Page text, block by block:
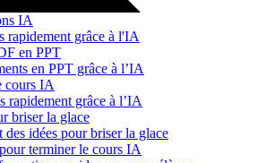
IA
rapidement grâce à l'IA
en PPT
en PPT grâce à l’IA
cours IA
rapidement grâce à l’IA
briser la glace
des idées pour briser la glace
terminer le cours IA